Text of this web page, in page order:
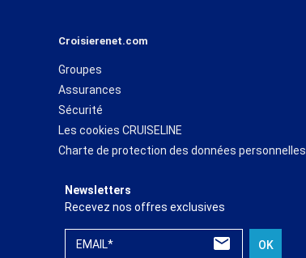
Croisierenet.com
Groupes
Assurances
Sécurité
Les cookies CRUISELINE
Charte de protection des données personnelles
Newsletters
Recevez nos offres exclusives
EMAIL* OK